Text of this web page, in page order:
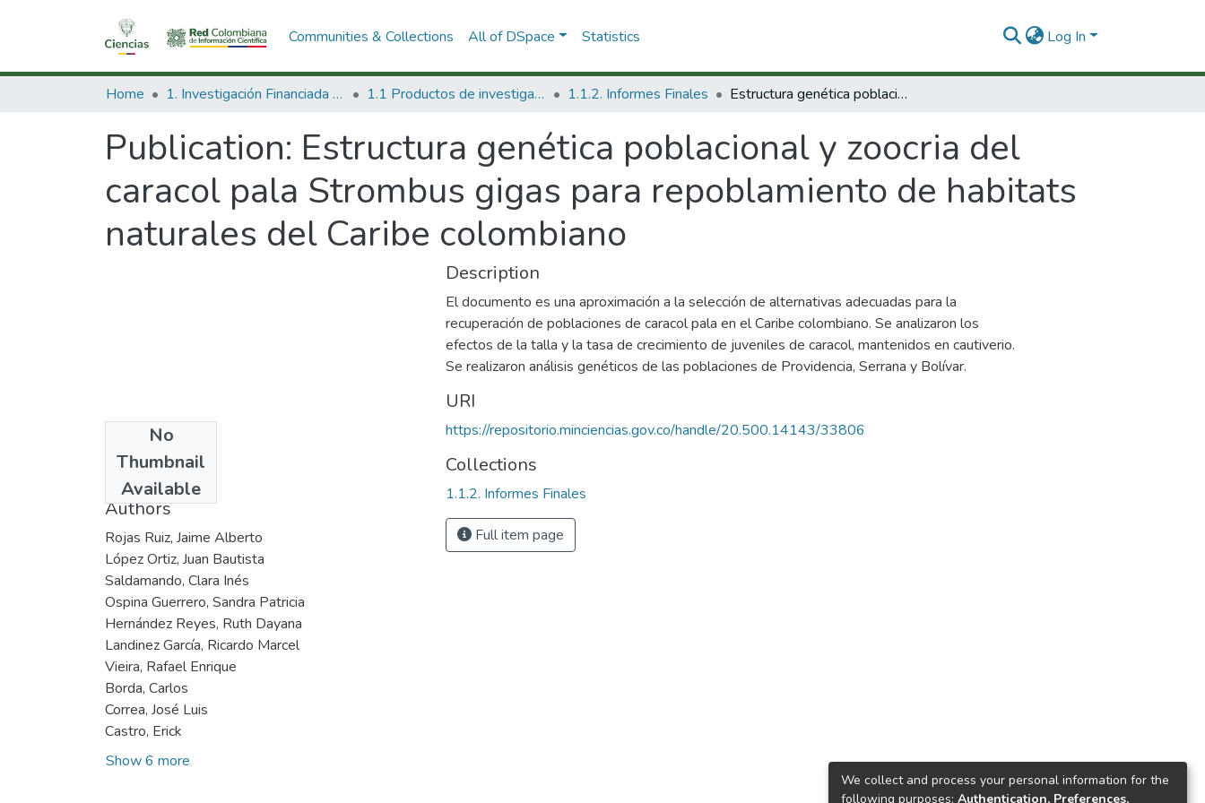
Communities & Collections All of DSpace Statistics Log In
Home 1. Investigación Financiada con Recursos Públicos 1.1 Productos de investigación 1.1.2. Informes Finales Estructura genética poblacional y zoocria del caracol pala Strombus gigas para repoblamiento de habitats naturales del Caribe colombiano
Publication: Estructura genética poblacional y zoocria del
caracol pala Strombus gigas para repoblamiento de habitats
naturales del Caribe colombiano
No
Thumbnail
Available
2005
Authors
Rojas Ruiz, Jaime Alberto
López Ortiz, Juan Bautista
Saldamando, Clara Inés
Ospina Guerrero, Sandra Patricia
Hernández Reyes, Ruth Dayana
Landinez García, Ricardo Marcel
Vieira, Rafael Enrique
Borda, Carlos
Correa, José Luis
Castro, Erick
Show 6 more
Description
El documento es una aproximación a la selección de alternativas adecuadas para la
recuperación de poblaciones de caracol pala en el Caribe colombiano. Se analizaron los
efectos de la talla y la tasa de crecimiento de juveniles de caracol, mantenidos en cautiverio.
Se realizaron análisis genéticos de las poblaciones de Providencia, Serrana y Bolívar.
URI
https://repositorio.minciencias.gov.co/handle/20.500.14143/33806
Collections
1.1.2. Informes Finales
Full item page
We collect and process your personal information for the
following purposes: Authentication, Preferences,